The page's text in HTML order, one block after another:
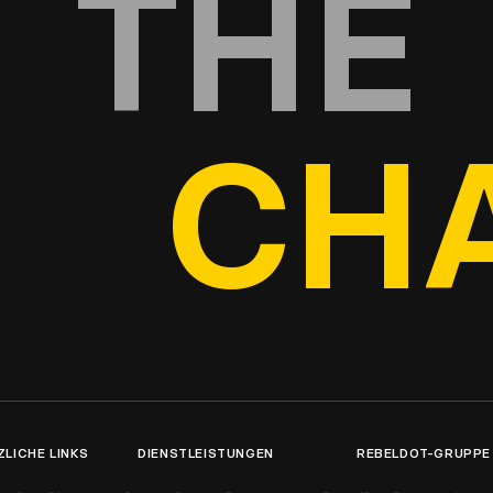
THE
LINKS DIENSTLEISTUNGEN REBELDOT-GRUPPE